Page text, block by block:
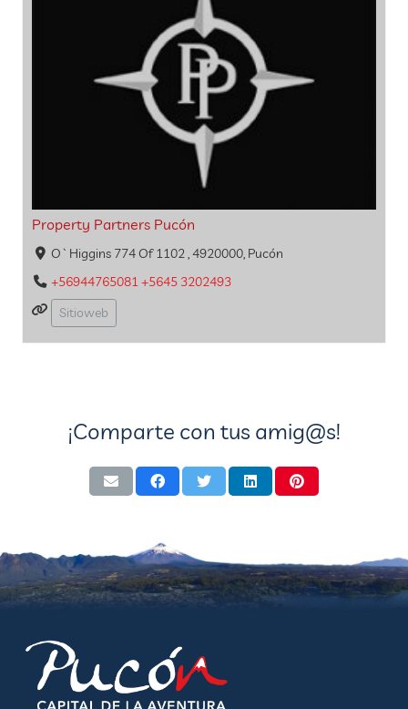
Property Partners Pucón
O`Higgins 774 Of 1102 , 4920000, Pucón
+56944765081 +5645 3202493
Sitioweb
¡Comparte con tus amig@s!